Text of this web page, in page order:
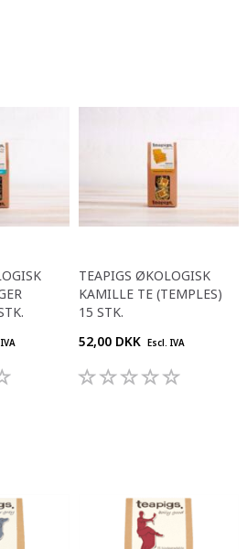
TEAPIGS ØKOLOGISK
KAMILLE TE (TEMPLES)
15 STK.
52,00 DKK
Escl. IVA